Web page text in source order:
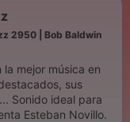
2950 | Bob Baldwin
mejor música en
sus
Sonido ideal para
Esteban Novillo.